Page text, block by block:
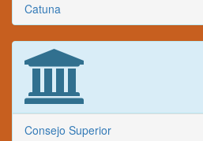
Catuna
Consejo Superior